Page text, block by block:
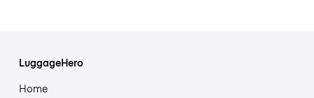
LuggageHero
Home